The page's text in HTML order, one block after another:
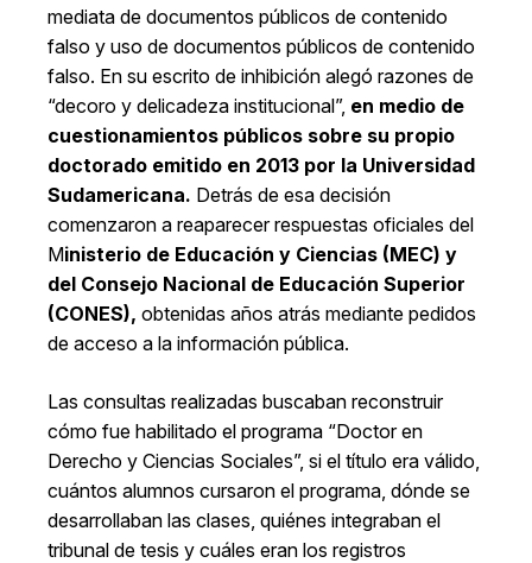
mediata de documentos públicos de contenido
falso y uso de documentos públicos de contenido
falso. En su escrito de inhibición alegó razones de
“decoro y delicadeza institucional”, en medio de
cuestionamientos públicos sobre su propio
doctorado emitido en 2013 por la Universidad
Sudamericana. Detrás de esa decisión
comenzaron a reaparecer respuestas oficiales del
Ministerio de Educación y Ciencias (MEC) y
del Consejo Nacional de Educación Superior
(CONES), obtenidas años atrás mediante pedidos
de acceso a la información pública.
Las consultas realizadas buscaban reconstruir
cómo fue habilitado el programa “Doctor en
Derecho y Ciencias Sociales”, si el título era válido,
cuántos alumnos cursaron el programa, dónde se
desarrollaban las clases, quiénes integraban el
tribunal de tesis y cuáles eran los registros